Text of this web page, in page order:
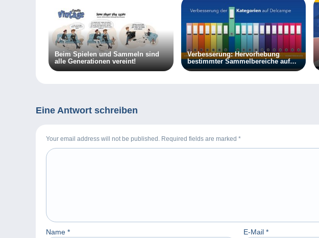
Beim Spielen und Sammeln sind
alle Generationen vereint!
Verbesserung: Hervorhebung
bestimmter Sammelbereiche auf
der Delcampe-Website
Eine Antwort schreiben
Your email address will not be published. Required fields are marked *
Name * E-Mail *